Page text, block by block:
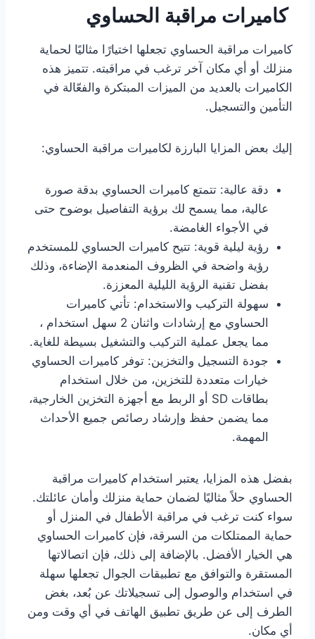
كاميرات مراقبة الحساوي
كاميرات مراقبة الحساوي تجعلها اختيارًا مثاليًا لحماية
منزلك أو أي مكان آخر ترغب في مراقبته. تتميز هذه
الكاميرات بالعديد من الميزات المبتكرة والفعّالة في
التأمين والتسجيل.
إليك بعض المزايا البارزة لكاميرات مراقبة الحساوي:
دقة عالية: تتمتع كاميرات الحساوي بدقة صورة
عالية، مما يسمح لك برؤية التفاصيل بوضوح حتى
في الأجواء الغامضة.
رؤية ليلية قوية: تتيح كاميرات الحساوي للمستخدم
رؤية واضحة في الظروف المنعدمة الإضاءة، وذلك
بفضل تقنية الرؤية الليلية المعززة.
سهولة التركيب والاستخدام: تأتي كاميرات
الحساوي مع إرشادات واثنان 2 سهل استخدام ،
مما يجعل عملية التركيب والتشغيل بسيطة للغاية.
جودة التسجيل والتخزين: توفر كاميرات الحساوي
خيارات متعددة للتخزين، من خلال استخدام
بطاقات SD أو الربط مع أجهزة التخزين الخارجية،
مما يضمن حفظ وإرشاد رصائص جميع الأحداث
المهمة.
بفضل هذه المزايا، يعتبر استخدام كاميرات مراقبة
الحساوي حلاً مثاليًا لضمان حماية منزلك وأمان عائلتك.
سواء كنت ترغب في مراقبة الأطفال في المنزل أو
حماية الممتلكات من السرقة، فإن كاميرات الحساوي
هي الخيار الأفضل. بالإضافة إلى ذلك، فإن اتصالاتها
المستقرة والتوافق مع تطبيقات الجوال تجعلها سهلة
في استخدام والوصول إلى تسجيلاتك عن بُعد، بغض
الطرف إلى عن طريق تطبيق الهاتف في أي وقت ومن
أي مكان.